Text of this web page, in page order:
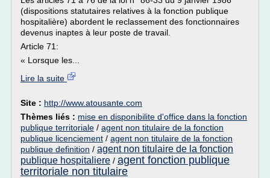
(dispositions statutaires relatives à la fonction publique
hospitalière) abordent le reclassement des fonctionnaires
devenus inaptes à leur poste de travail.
Article 71:
« Lorsque les...
Lire la suite
Site : http://www.atousante.com
Thèmes liés : mise en disponibilite d'office dans la fonction
publique territoriale / agent non titulaire de la fonction
publique licenciement / agent non titulaire de la fonction
publique definition / agent non titulaire de la fonction
publique hospitaliere / agent fonction publique
territoriale non titulaire